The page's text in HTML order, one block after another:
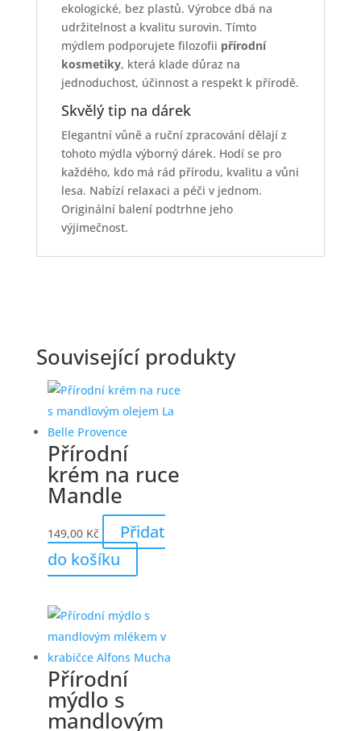
ekologické, bez plastů. Výrobce dbá na
udržitelnost a kvalitu surovin. Tímto
mýdlem podporujete filozofii přírodní
kosmetiky, která klade důraz na
jednoduchost, účinnost a respekt k přírodě.
Skvělý tip na dárek
Elegantní vůně a ruční zpracování dělají z
tohoto mýdla výborný dárek. Hodí se pro
každého, kdo má rád přírodu, kvalitu a vůni
lesa. Nabízí relaxaci a péči v jednom.
Originální balení podtrhne jeho
výjimečnost.
Související produkty
Přírodní
krém na ruce
Mandle
149,00 Kč
Přidat
do košíku
Přírodní
mýdlo s
mandlovým